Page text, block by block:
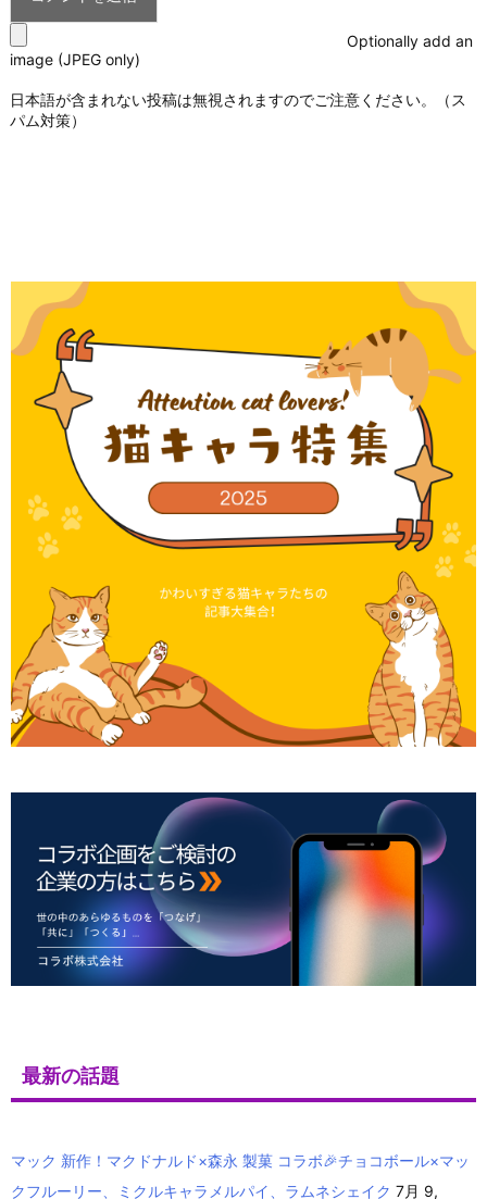
Optionally add an
image (JPEG only)
日本語が含まれない投稿は無視されますのでご注意ください。（ス
パム対策）
最新の話題
マック 新作！マクドナルド×森永 製菓 コラボ🎉チョコボール×マッ
クフルーリー、ミクルキャラメルパイ、ラムネシェイク 7月 9,